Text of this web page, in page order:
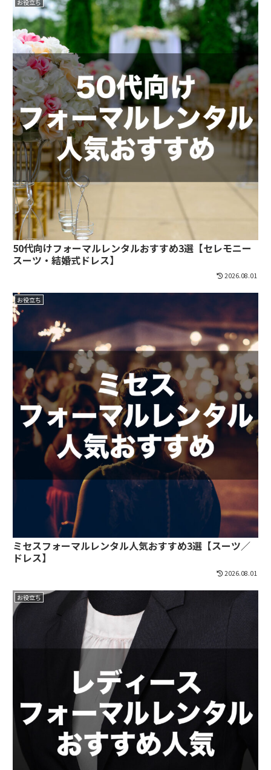
お役立ち
50代向けフォーマルレンタルおすすめ3選【セレモニー
スーツ・結婚式ドレス】
2026.08.01
お役立ち
ミセスフォーマルレンタル人気おすすめ3選【スーツ／
ドレス】
2026.08.01
お役立ち